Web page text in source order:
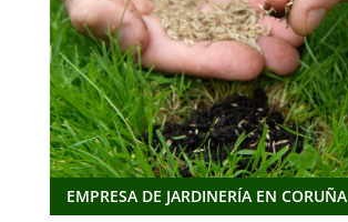
EMPRESA DE JARDINERÍA EN CORUÑA